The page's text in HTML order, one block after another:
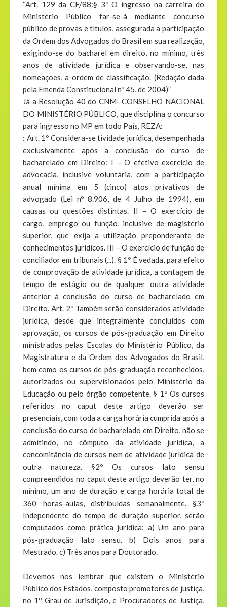
“Art. 129 da CF/88:§ 3º O ingresso na carreira do
Ministério Público far-se-á mediante concurso
público de provas e títulos, assegurada a participação
da Ordem dos Advogados do Brasil em sua realização,
exigindo-se do bacharel em direito, no mínimo, três
anos de atividade jurídica e observando-se, nas
nomeações, a ordem de classificação. (Redação dada
pela Emenda Constitucional nº 45, de 2004)”
Já a Resolução 40 do CNM- CONSELHO NACIONAL
DO MINISTÉRIO PÚBLICO, que disciplina o concurso
para ingresso no MP em todo País, REZA:
: Art. 1º Considera-se tividade jurídica, desempenhada
exclusivamente após a conclusão do curso de
bacharelado em Direito: I – O efetivo exercício de
advocacia, inclusive voluntária, com a participação
anual mínima em 5 (cinco) atos privativos de
advogado (Lei nº 8.906, de 4 Julho de 1994), em
causas ou questões distintas. II – O exercício de
cargo, emprego ou função, inclusive de magistério
superior, que exija a utilização preponderante de
conhecimentos jurídicos. III – O exercício de função de
conciliador em tribunais (...). § 1º É vedada, para efeito
de comprovação de atividade jurídica, a contagem de
tempo de estágio ou de qualquer outra atividade
anterior à conclusão do curso de bacharelado em
Direito. Art. 2º Também serão considerados atividade
jurídica, desde que integralmente concluídos com
aprovação, os cursos de pós-graduação em Direito
ministrados pelas Escolas do Ministério Público, da
Magistratura e da Ordem dos Advogados do Brasil,
bem como os cursos de pós-graduação reconhecidos,
autorizados ou supervisionados pelo Ministério da
Educação ou pelo órgão competente. § 1º Os cursos
referidos no caput deste artigo deverão ser
presenciais, com toda a carga horária cumprida após a
conclusão do curso de bacharelado em Direito, não se
admitindo, no cômputo da atividade jurídica, a
concomitância de cursos nem de atividade jurídica de
outra natureza. §2º Os cursos lato sensu
compreendidos no caput deste artigo deverão ter, no
mínimo, um ano de duração e carga horária total de
360 horas-aulas, distribuídas semanalmente. §3º
Independente do tempo de duração superior, serão
computados como prática jurídica: a) Um ano para
pós-graduação lato sensu. b) Dois anos para
Mestrado. c) Três anos para Doutorado.
Devemos nos lembrar que existem o Ministério
Público dos Estados, composto promotores de justiça,
no 1º Grau de Jurisdição, e Procuradores de Justiça,